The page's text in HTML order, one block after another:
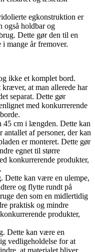
egkonstruktion er
også holdbar og
Dette gør den til en
mange år fremover.
ikke et komplet bord.
at man allerede har
separat. Dette gør
med konkurrerende
45 cm i længden. Dette kan
af personer, der kan
er monteret. Dette gør
egnet til større
konkurrerende produkter,
Dette kan være en ulempe,
og flytte rundt på
den som en midlertidig
praktisk og mindre
produkter,
Dette kan være en
vedligeholdelse for at
at materialet bliver